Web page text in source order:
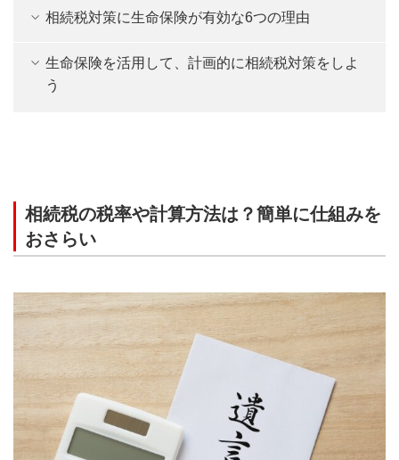
相続税対策に生命保険が有効な6つの理由
生命保険を活用して、計画的に相続税対策をしよ
う
相続税の税率や計算方法は？簡単に仕組みを
おさらい